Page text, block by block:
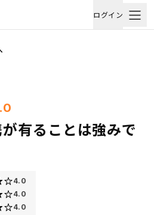
ログイン
有ることは強みで
4.0
4.0
4.0